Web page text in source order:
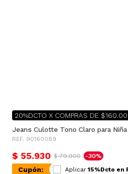
20%DCTO X COMPRAS DE
Jeans Culotte Tono Claro para Niña
REF. 90160089
$ 55.930 $ 79.900 -30%
Cupón: Aplicar 15%Dcto en